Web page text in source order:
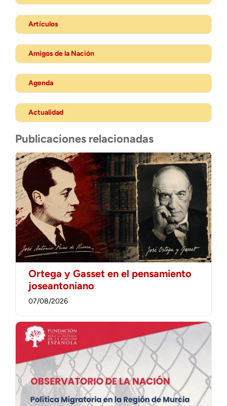
Artículos
Amigos de la Nación
Agenda
Actualidad
Publicaciones relacionadas
Ortega y Gasset en el pensamiento
joseantoniano
07/08/2026